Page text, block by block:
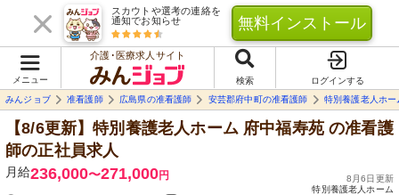
スカウトや選考の連絡を
通知でお知らせ
無料インストール
メニュー
介護･医療求人サイト
検索
ログインする
みんジョブ
准看護師 広島県の准看護師 安芸郡府中町の准看護師 特別養護老人ホ
【8/6更新】特別養護老人ホーム 府中福寿苑の准看護
師の正社員求人
月給236,000〜271,000円
8月6日更新
特別養護老人ホーム